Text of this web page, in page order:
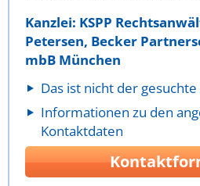
Kanzlei: KSPP
Petersen, Becker
mbB München
Das ist nicht der gesuchte
Informationen zu den
Kontaktdaten